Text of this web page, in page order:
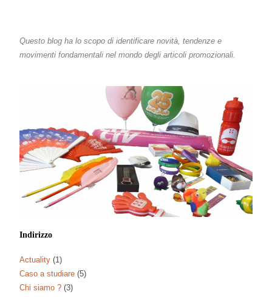
Questo blog ha lo scopo di identificare novità, tendenze e
movimenti fondamentali nel mondo degli articoli promozionali.
Indirizzo
Actuality (1)
Caso a studiare (5)
Chi siamo ? (3)